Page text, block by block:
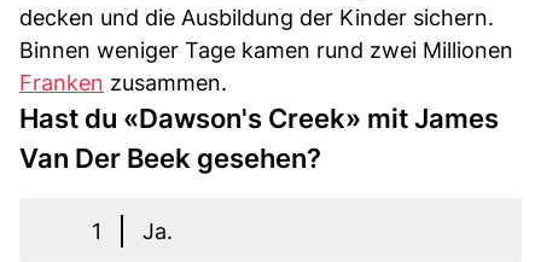
decken und die Ausbildung der Kinder sichern.
Binnen weniger Tage kamen rund zwei Millionen
Franken zusammen.
Hast du «Dawson's Creek» mit James
Van Der Beek gesehen?
1 Ja.